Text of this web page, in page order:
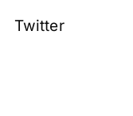
Twitter